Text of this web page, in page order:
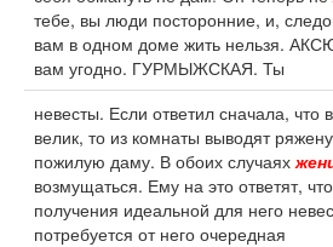
тебе, вы люди посторонние, и,
вам в одном доме жить нельзя.
вам угодно. ГУРМЫЖСКАЯ. Ты
невесты. Если ответил сначала, что
велик, то из комнаты выводят
пожилую даму. В обоих случаях
возмущаться. Ему на это ответят,
получения идеальной для него
потребуется от него очередная